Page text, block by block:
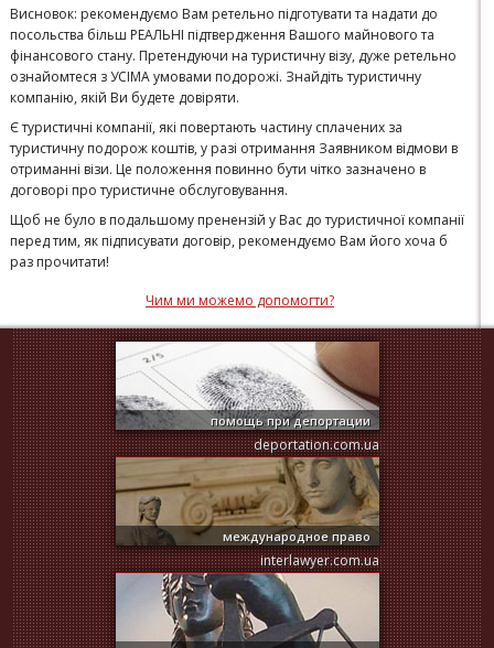
Висновок: рекомендуємо Вам ретельно підготувати та надати до
посольства більш РЕАЛЬНІ підтвердження Вашого майнового та
фінансового стану. Претендуючи на туристичну візу, дуже ретельно
ознайомтеся з УСІМА умовами подорожі. Знайдіть туристичну
компанію, якій Ви будете довіряти.
Є туристичні компанії, які повертають частину сплачених за
туристичну подорож коштів, у разі отримання Заявником відмови в
отриманні візи. Це положення повинно бути чітко зазначено в
договорі про туристичне обслуговування.
Щоб не було в подальшому пренензій у Вас до туристичної компанії
перед тим, як підписувати договір, рекомендуємо Вам його хоча б
раз прочитати!
Чим ми можемо допомогти?
помощь при депортации
deportation.com.ua
международное право
interlawyer.com.ua